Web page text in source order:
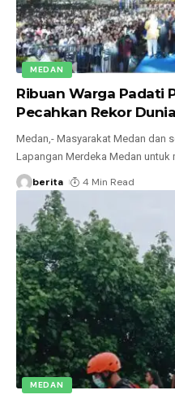
MEDAN
Ribuan Warga Padati
Pecahkan Rekor
Medan,- Masyarakat Medan dan
Lapangan Merdeka Medan untuk
berita 4 Min Read
MEDAN